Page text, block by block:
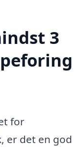
3
for
er det en god